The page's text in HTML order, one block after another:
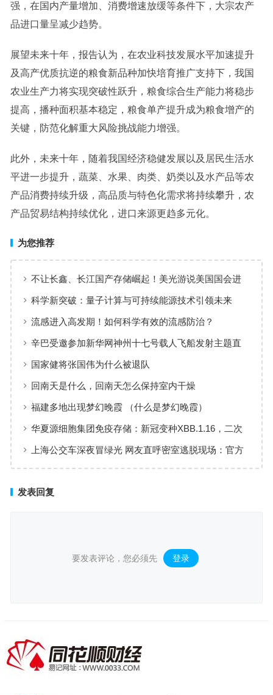
强，在国内产量增加、消费增速放缓等条件下，大宗农产
品进口量呈减少趋势。
展望未来十年，报告认为，在农业科技发展水平加速提升
及高产优质抗逆的粮食新品种加快培育推广支持下，我国
农业生产力将实现突破性跃升，粮食综合生产能力将稳步
提高，播种面积基本稳定，粮食单产提升成为粮食增产的
关键，防范化解重大风险挑战能力增强。
此外，未来十年，随着我国经济稳健发展以及居民生活水
平进一步提升，蔬菜、水果、肉类、奶类以及水产品等农
产品消费持续升级，高品质与特色化需求将持续攀升，农
产品贸易结构持续优化，进口来源更趋多元化。
为您推荐
不让长鑫、长江国产存储崛起！美光游说美国国会进
一步收紧对华芯片设备出口管制
科学新突破：量子计算与可持续能源技术引领未来
流感进入高发期！如何科学有效的流感防治？
辛巴受邀参加新华网神州十七号载人飞船发射主题直
播
国家健将张国伟为什么被退队
回南天是什么，回南天怎么保持室内干燥
福建多地出现梦幻晚霞 （什么是梦幻晚霞）
华夏源细胞集团免疫存储：新冠变种XBB.1.16，二次
新冠？需要接种疫苗吗？
上海公交车深夜冒绿光 网友直呼密室逃脱现场：官方
发表回复
要发表评论，您必须先 登录 。